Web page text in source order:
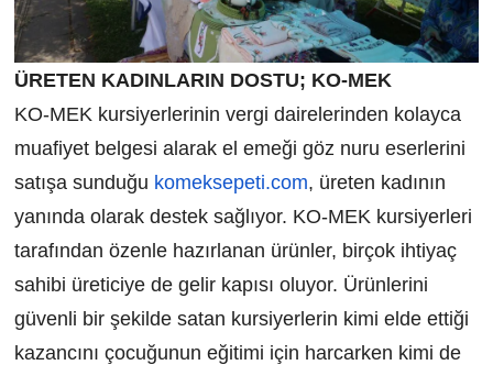
ÜRETEN KADINLARIN DOSTU; KO-MEK
KO-MEK kursiyerlerinin vergi dairelerinden kolayca
muafiyet belgesi alarak el emeği göz nuru eserlerini
satışa sunduğu komeksepeti.com, üreten kadının
yanında olarak destek sağlıyor. KO-MEK kursiyerleri
tarafından özenle hazırlanan ürünler, birçok ihtiyaç
sahibi üreticiye de gelir kapısı oluyor. Ürünlerini
güvenli bir şekilde satan kursiyerlerin kimi elde ettiği
kazancını çocuğunun eğitimi için harcarken kimi de